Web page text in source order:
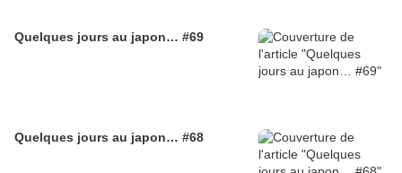
Quelques jours au japon… #69
Quelques jours au japon… #68